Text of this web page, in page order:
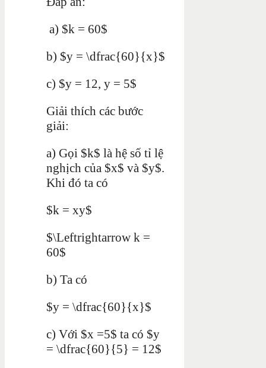
a) $k = 60$
b) $y = \dfrac{60}{x}$
c) $y = 12, y = 5$
Giải thích các bước
giải:
a) Gọi $k$ là hệ số tỉ lệ
nghịch của $x$ và $y$.
Khi đó ta có
$k = xy$
$\Leftrightarrow k =
60$
b) Ta có
$y = \dfrac{60}{x}$
c) Với $x =5$ ta có $y
= \dfrac{60}{5} = 12$